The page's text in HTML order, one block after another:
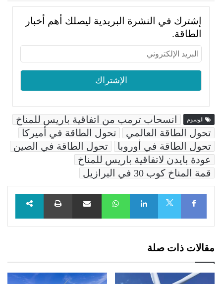
إشترك في النشرة البريدية ليصلك أهم أخبار
الطاقة.
الوسوم
انسحاب ترمب من اتفاقية باريس للمناخ
تحول الطاقة العالمي
تحول الطاقة في أميركا
تحول الطاقة في أوروبا
تحول الطاقة في الصين
عودة بايدن لاتفاقية باريس للمناخ
قمة المناخ كوب 30 في البرازيل
Facebook
LinkedIn
WhatsAppمشاركة عبر البريد طباعة
مقالات ذات صلة